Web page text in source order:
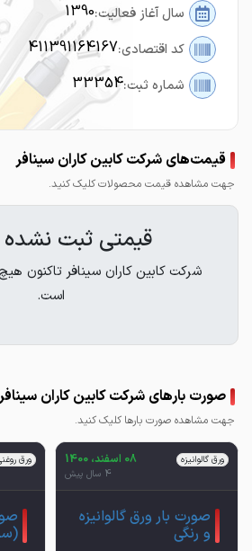
سال آغاز فعالیت:1390
کد اقتصادی:411391164167
شماره ثبت:33354
قیمت‌های شرکت کابین کاران سینافر
جهت مشاهده قیمت محصولات کلیک کنید.
قیمتی ثبت
شرکت کابین کاران سینافر تاکنون
است.
صورت بارهای شرکت کابین کاران
جهت مشاهده صورت بارها کلیک کنید.
ورق گالوانیزه 08 اسفند، 1400
4 سال پیش
صورت بار ورق گالوانیزه
و رنگی
ورق